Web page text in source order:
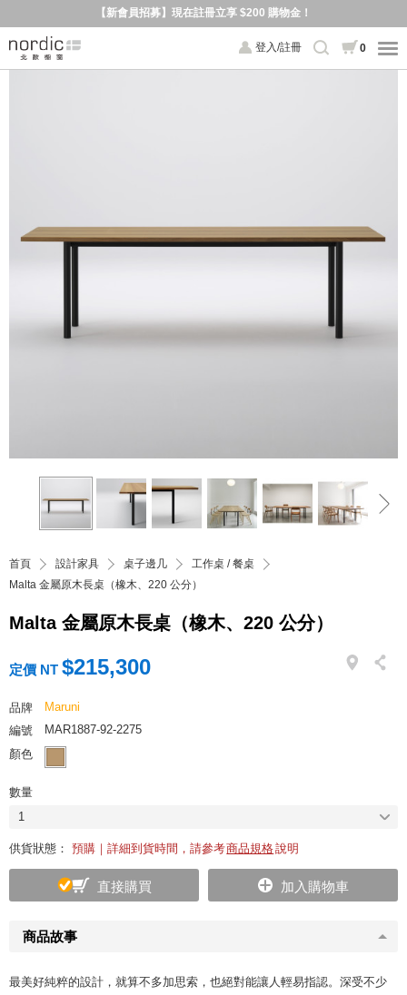
【新會員招募】現在註冊立享 $200 購物金！
登入/註冊 0
首頁 設計家具 桌子邊几
工作桌 / 餐桌
Malta 金屬原木長桌（橡木、220 公分）
Malta 金屬原木長桌（橡木、220 公分）
商品故事
最美好純粹的設計，就算不多加思索，也絕對能讓人輕易指認。深受不少
定價 NT $215,300
品牌
Maruni
編號
MAR1887-92-2275
顏色
數量
1
供貨狀態： 預購｜詳細到貨時間，請參考商品規格說明
直接購買 加入購物車